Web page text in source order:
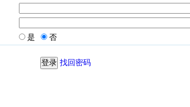
是 否
找回密码